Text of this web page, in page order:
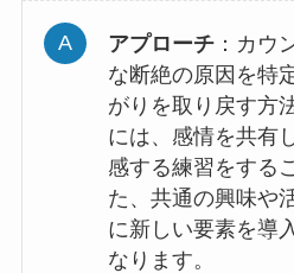
アプローチ：カウ
な断絶の原因を特
がりを取り戻す方
には、感情を共有
感する練習をする
た、共通の興味や
に新しい要素を導
なります。